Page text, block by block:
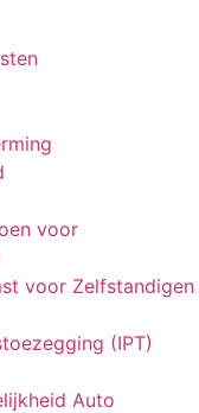
voor
voor Zelfstandigen
(IPT)
Auto